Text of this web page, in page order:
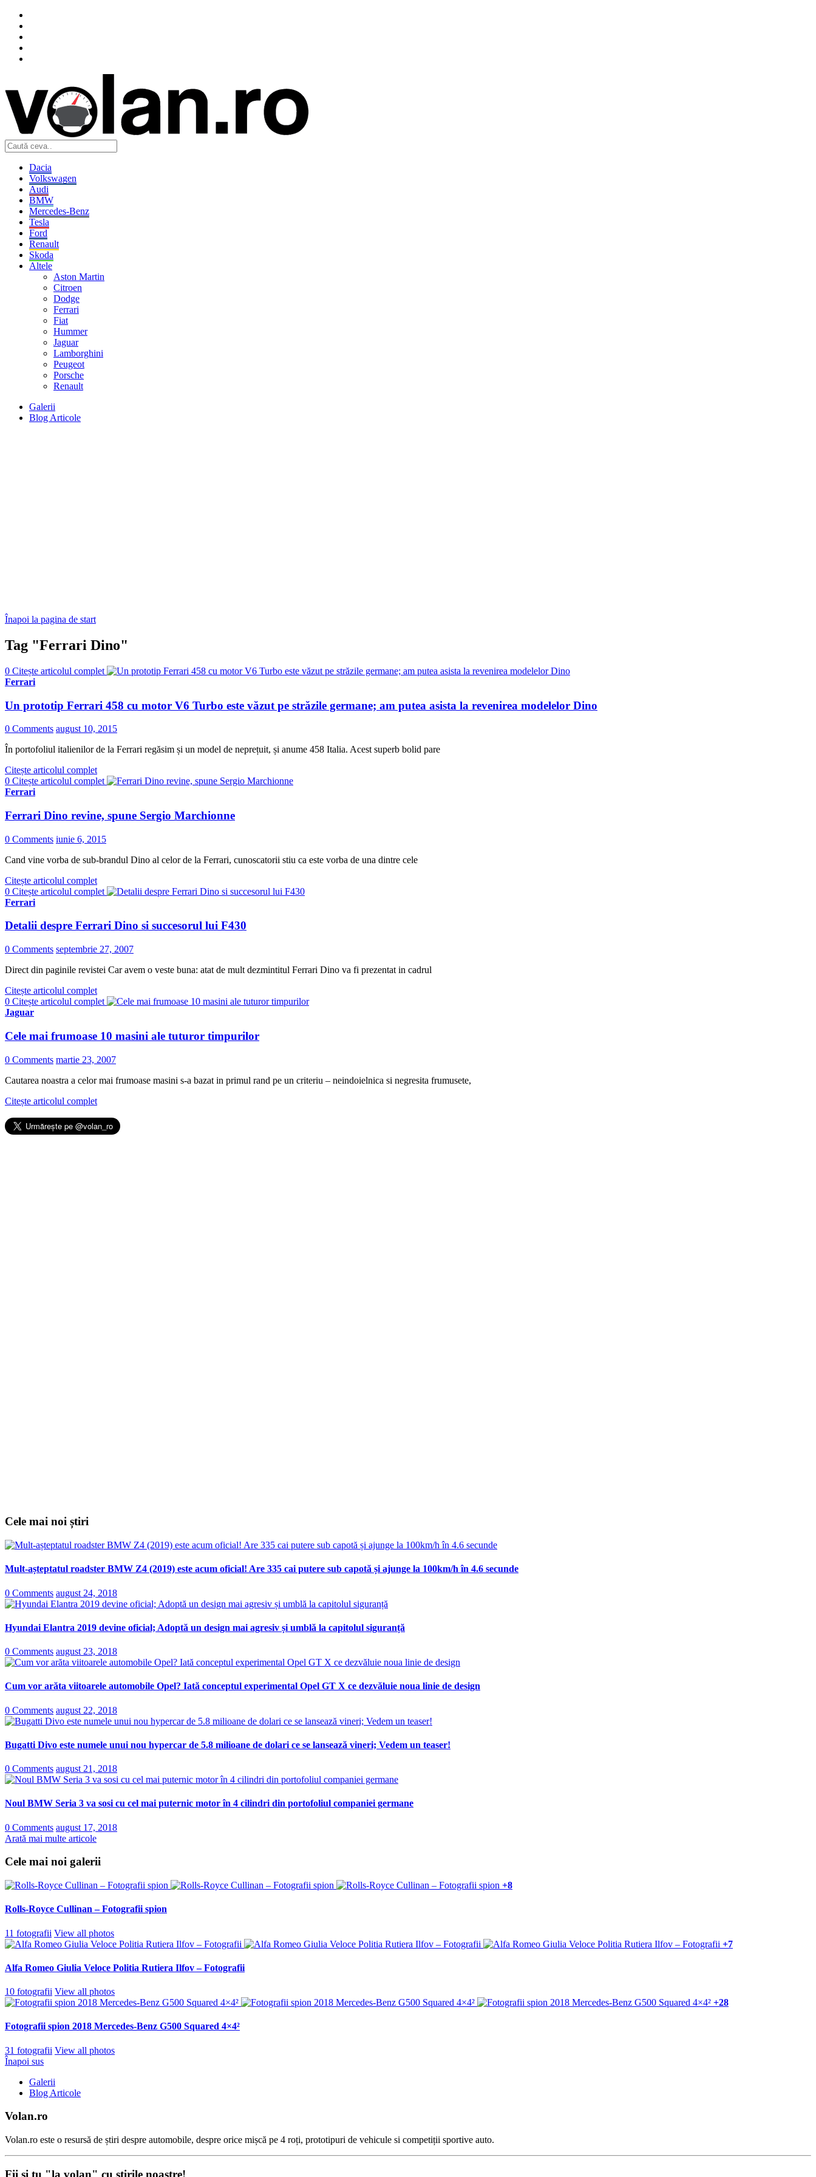
Dacia
Volkswagen
Audi
BMW
Mercedes-Benz
Tesla
Ford
Renault
Skoda
Altele
Aston Martin
Citroen
Dodge
Ferrari
Fiat
Hummer
Jaguar
Lamborghini
Peugeot
Porsche
Renault
Galerii
Blog Articole
Înapoi la pagina de start
Tag "Ferrari Dino"
0 Citește articolul complet
Ferrari
Un prototip Ferrari 458 cu motor V6 Turbo este văzut pe străzile germane; am putea asista la revenirea modelelor Dino
0 Comments august 10, 2015
În portofoliul italienilor de la Ferrari regăsim și un model de neprețuit, și anume 458 Italia. Acest superb bolid pare
Citește articolul complet
0 Citește articolul complet
Ferrari
Ferrari Dino revine, spune Sergio Marchionne
0 Comments iunie 6, 2015
Cand vine vorba de sub-brandul Dino al celor de la Ferrari, cunoscatorii stiu ca este vorba de una dintre cele
Citește articolul complet
0 Citește articolul complet
Ferrari
Detalii despre Ferrari Dino si succesorul lui F430
0 Comments septembrie 27, 2007
Direct din paginile revistei Car avem o veste buna: atat de mult dezmintitul Ferrari Dino va fi prezentat in cadrul
Citește articolul complet
0 Citește articolul complet
Jaguar
Cele mai frumoase 10 masini ale tuturor timpurilor
0 Comments martie 23, 2007
Cautarea noastra a celor mai frumoase masini s-a bazat in primul rand pe un criteriu – neindoielnica si negresita frumusete,
Citește articolul complet
Cele mai noi știri
Mult-așteptatul roadster BMW Z4 (2019) este acum oficial! Are 335 cai putere sub capotă și ajunge la 100km/h în 4.6 secunde
0 Comments august 24, 2018
Hyundai Elantra 2019 devine oficial; Adoptă un design mai agresiv și umblă la capitolul siguranță
0 Comments august 23, 2018
Cum vor arăta viitoarele automobile Opel? Iată conceptul experimental Opel GT X ce dezvăluie noua linie de design
0 Comments august 22, 2018
Bugatti Divo este numele unui nou hypercar de 5.8 milioane de dolari ce se lansează vineri; Vedem un teaser!
0 Comments august 21, 2018
Noul BMW Seria 3 va sosi cu cel mai puternic motor în 4 cilindri din portofoliul companiei germane
0 Comments august 17, 2018
Arată mai multe articole
Cele mai noi galerii
+8
Rolls-Royce Cullinan – Fotografii spion
11 fotografii View all photos
+7
Alfa Romeo Giulia Veloce Politia Rutiera Ilfov – Fotografii
10 fotografii View all photos
+28
Fotografii spion 2018 Mercedes-Benz G500 Squared 4×4²
31 fotografii View all photos
Înapoi sus
Galerii
Blog Articole
Volan.ro
Volan.ro este o resursă de știri despre automobile, despre orice mișcă pe 4 roți, prototipuri de vehicule si competiții sportive auto.
Fii şi tu "la volan" cu ştirile noastre!